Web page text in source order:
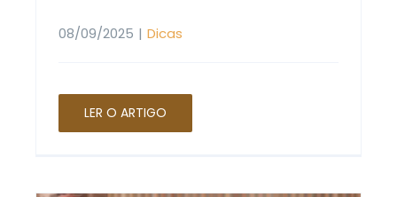
08/09/2025 | Dicas
LER O ARTIGO